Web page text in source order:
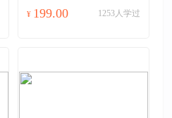
¥ 199.00 1253人学过